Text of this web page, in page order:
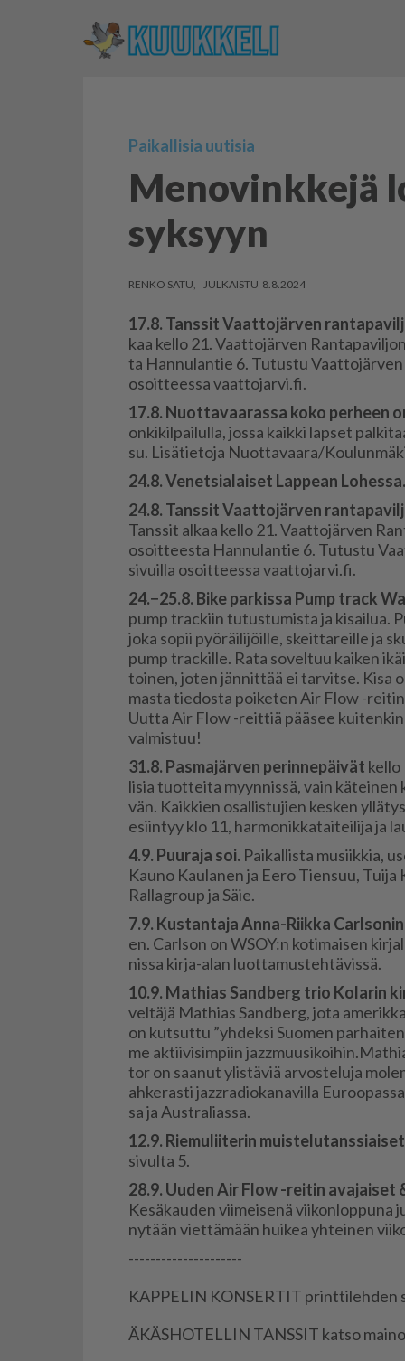
Paikallisia uutisia
Menovinkkejä
syksyyn
RENKO SATU 8.8.2024
17.8. Tans­sit Vaat­to­jär­ven
kaa kel­lo 21. Vaat­to­jär­ven
ta Han­nu­lan­tie 6. Tu­tus­tu
osoit­tees­sa vaat­to­jar­vi.fi.
17.8. Nuot­ta­vaa­ras­sa koko per­heen
on­ki­kil­pai­lul­la, jos­sa kaik­ki lap­set
su. Li­sä­tie­to­ja Nuot­ta­vaa­ra/
24.8. Ve­net­si­a­lai­set Lap­pe­an Lo­hes­sa.
24.8. Tans­sit Vaat­to­jär­ven
Tans­sit al­kaa kel­lo 21. Vaat­to­jär­ven
osoit­tees­ta Han­nu­lan­tie 6. Tu­tus­tu
si­vuil­la osoit­tees­sa vaat­to­jar­vi.fi.
24.−25.8. Bike par­kis­sa Pump track
pump trac­kiin tu­tus­tu­mis­ta ja ki­sai­lua.
joka so­pii pyö­räi­li­jöil­le, skeit­ta­reil­le ja
pump trac­kil­le. Rata so­vel­tuu kai­ken
toi­nen, jo­ten jän­nit­tää ei tar­vit­se. Kisa
mas­ta tie­dos­ta poi­ke­ten Air Flow -
Uut­ta Air Flow -reit­tiä pää­see
val­mis­tuu!
31.8. Pas­ma­jär­ven pe­rin­ne­päi­vät kel­lo
li­sia tuot­tei­ta myyn­nis­sä, vain
vän. Kaik­kien osal­lis­tu­jien kes­ken
esiin­tyy klo 11, har­mo­nik­ka­tai­tei­li­ja ja
4.9. Puu­ra­ja soi. Pai­kal­lis­ta mu­siik­kia,
Kau­no Kau­la­nen ja Ee­ro Tien­suu,
Ral­lag­roup ja Säie.
7.9. Kus­tan­ta­ja An­na-Riik­ka
en. Carl­son on WSOY:n ko­ti­mai­sen
nis­sa kir­ja-alan luot­ta­mus­teh­tä­vis­sä.
10.9. Mat­hi­as Sand­berg trio Ko­la­rin
vel­tä­jä Mat­hi­as Sand­berg, jota
on kut­sut­tu ”yh­dek­si Suo­men
me ak­tii­vi­sim­piin
tor on saa­nut ylis­tä­viä ar­vos­te­lu­ja
ah­ke­ras­ti jaz­z­ra­di­o­ka­na­vil­la
sa ja Aust­ra­li­as­sa.
12.9. Rie­mu­lii­te­rin muis­te­lu­tans­si­ai­set
si­vul­ta 5.
28.9. Uu­den Air Flow -rei­tin
Ke­sä­kau­den vii­mei­se­nä
ny­tään viet­tä­mään hui­kea yh­tei­nen
---------------------
KAP­PE­LIN KON­SER­TIT print­ti­leh­den
ÄKÄS­HO­TEL­LIN TANS­SIT kat­so